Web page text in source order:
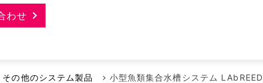
組み
わせ
その他のシステム製品 小型魚類集合水槽システム